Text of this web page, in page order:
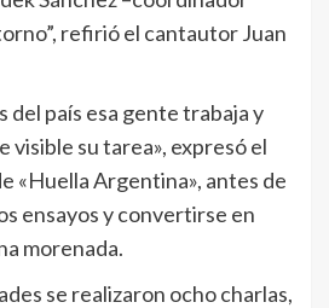
refirió el cantautor Juan
del país esa gente trabaja y
visible su tarea», expresó el
«Huella Argentina», antes de
ensayos y convertirse en
morenada.
se realizaron ocho charlas,